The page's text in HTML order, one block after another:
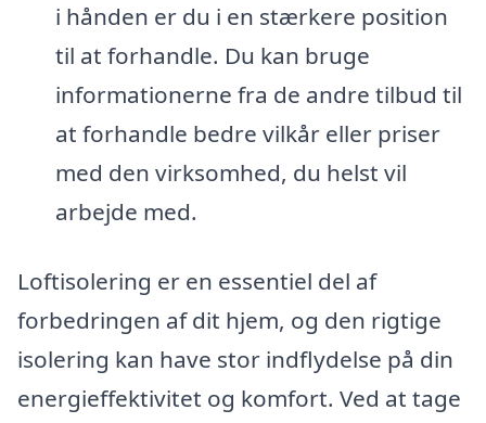
i hånden er du i en stærkere position
til at forhandle. Du kan bruge
informationerne fra de andre tilbud til
at forhandle bedre vilkår eller priser
med den virksomhed, du helst vil
arbejde med.
Loftisolering er en essentiel del af
forbedringen af dit hjem, og den rigtige
isolering kan have stor indflydelse på din
energieffektivitet og komfort. Ved at tage